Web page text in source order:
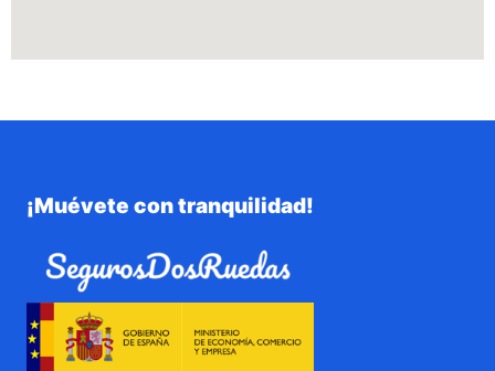
¡Muévete con tranquilidad!